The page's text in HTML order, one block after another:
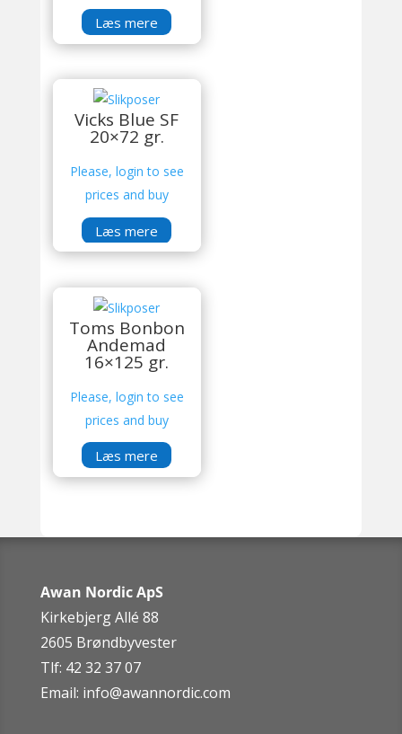
Læs mere
Vicks Blue SF
20×72 gr.
Please, login to see
prices and buy
Læs mere
Toms Bonbon
Andemad
16×125 gr.
Please, login to see
prices and buy
Læs mere
Awan Nordic ApS
Kirkebjerg Allé 88
2605 Brøndbyvester
Tlf: 42 32 37 07
Email: info@awannordic.com